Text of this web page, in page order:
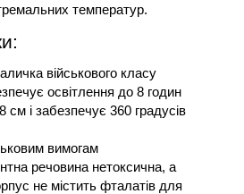
температур.
військового класу
освітлення до 8 годин
і забезпечує 360 градусів
вимогам
речовина нетоксична, а
не містить фталатів для